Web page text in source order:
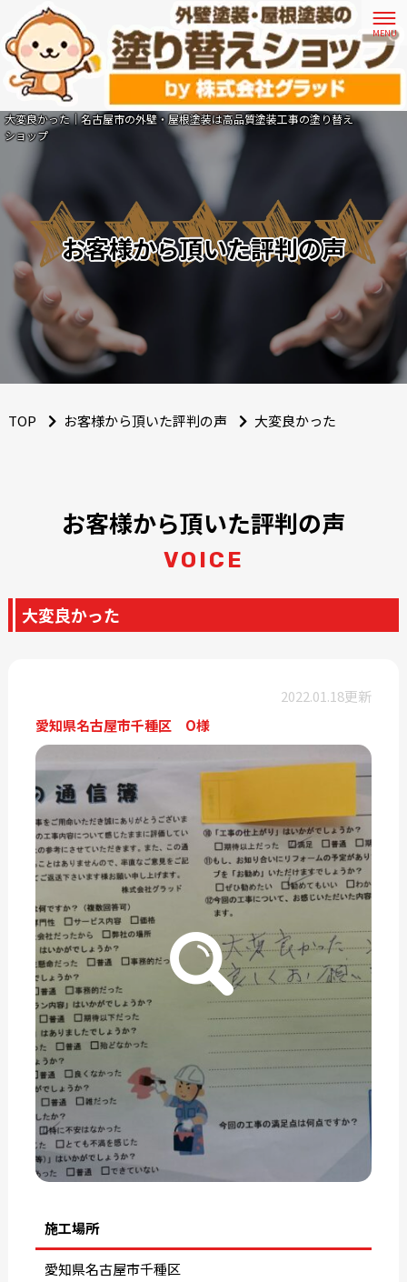
大変良かった｜名古屋市の外壁・屋根塗装は高品質塗装工事の塗り替え
ショップ
お客様から頂いた評判の声
TOP お客様から頂いた評判の声 大変良かった
お客様から頂いた評判の声
VOICE
大変良かった
2022.01.18更新
愛知県名古屋市千種区 O様
施工場所
愛知県名古屋市千種区